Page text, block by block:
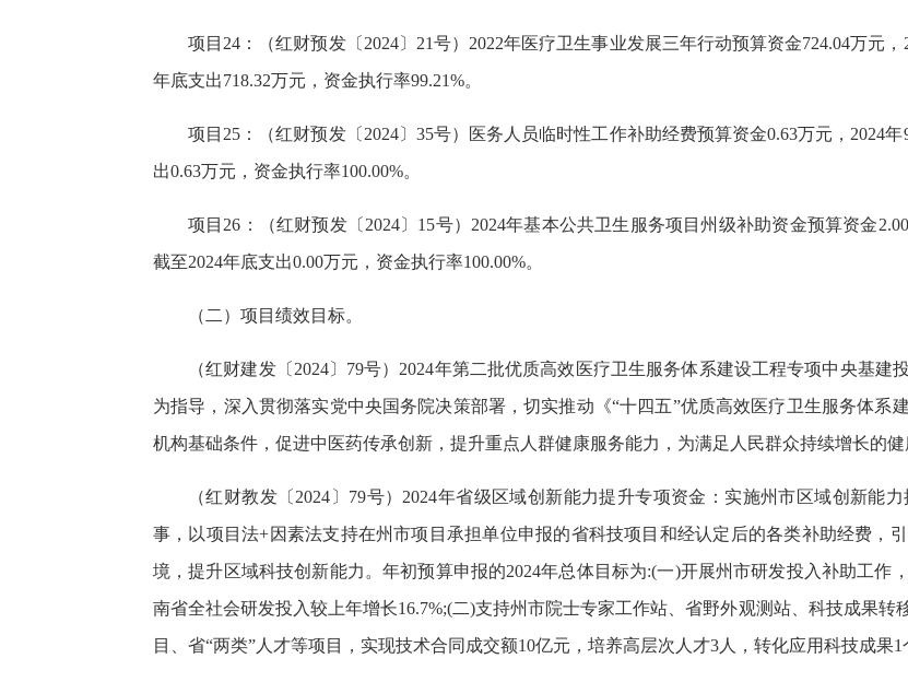
项目24：（红财预发〔2024〕21号）2022年医疗卫生事业发展三年行动预算资金724.04万元
年底支出718.32万元，资金执行率99.21%。
项目25：（红财预发〔2024〕35号）医务人员临时性工作补助经费预算资金0.63万元，2024
出0.63万元，资金执行率100.00%。
项目26：（红财预发〔2024〕15号）2024年基本公共卫生服务项目州级补助资金预算资金
截至2024年底支出0.00万元，资金执行率100.00%。
（二）项目绩效目标。
（红财建发〔2024〕79号）2024年第二批优质高效医疗卫生服务体系建设工程专项中央基
为指导，深入贯彻落实党中央国务院决策部署，切实推动《“十四五”优质高效医疗卫生服务体系
机构基础条件，促进中医药传承创新，提升重点人群健康服务能力，为满足人民群众持续增长的健
（红财教发〔2024〕79号）2024年省级区域创新能力提升专项资金：实施州市区域创新能
事，以项目法+因素法支持在州市项目承担单位申报的省科技项目和经认定后的各类补助经费，
境，提升区域科技创新能力。年初预算申报的2024年总体目标为:(一)开展州市研发投入补助工作
南省全社会研发投入较上年增长16.7%;(二)支持州市院士专家工作站、省野外观测站、科技成果
目、省“两类”人才等项目，实现技术合同成交额10亿元，培养高层次人才3人，转化应用科技成果1